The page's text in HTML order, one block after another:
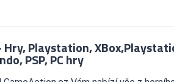
Hry, Playstation,
PSP, PC hry